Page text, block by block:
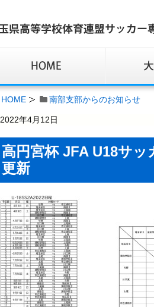
HOME 南部支部からのお知らせ
2022年4月12日
高円宮杯 JFA U18サ
更新